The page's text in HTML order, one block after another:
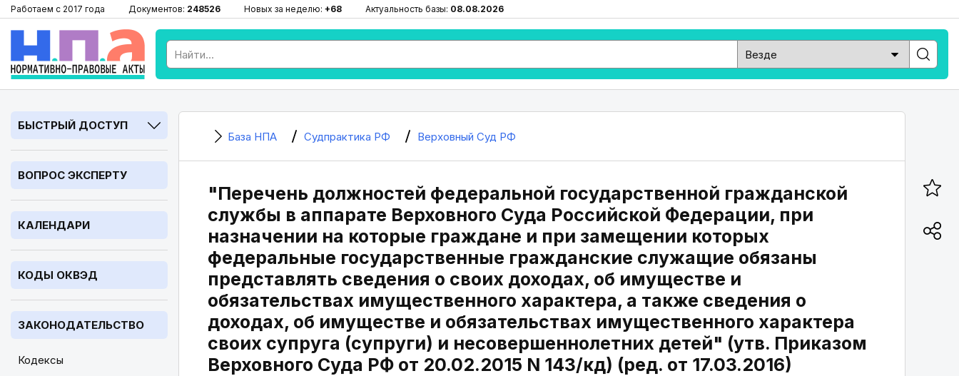
Работаем с 2017 года Документов: 248526 Новых за неделю: +68 Актуальность базы: 08.08.2026
БЫСТРЫЙ ДОСТУП
ВОПРОС ЭКСПЕРТУ
КАЛЕНДАРИ
КОДЫ ОКВЭД
ЗАКОНОДАТЕЛЬСТВО
Кодексы
База НПА Судпрактика РФ Верховный Суд РФ
"Перечень должностей федеральной государственной гражданской
службы в аппарате Верховного Суда Российской Федерации, при
назначении на которые граждане и при замещении которых
федеральные государственные гражданские служащие обязаны
представлять сведения о своих доходах, об имуществе и
обязательствах имущественного характера, а также сведения о
доходах, об имуществе и обязательствах имущественного характера
своих супруга (супруги) и несовершеннолетних детей" (утв. Приказом
Верховного Суда РФ от 20.02.2015 N 143/кд) (ред. от 17.03.2016)